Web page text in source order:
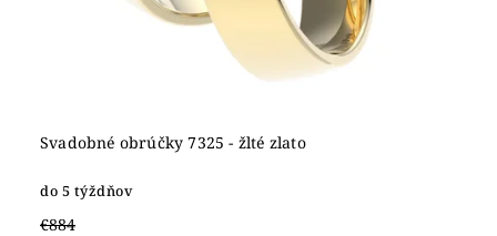
Svadobné obrúčky 7325 - žlté zlato
do 5 týždňov
€884